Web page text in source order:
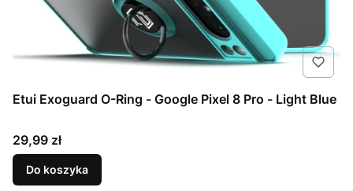
Etui Exoguard O-Ring - Google Pixel 8 Pro - Light Blue
Cena
29,99 zł
Do koszyka